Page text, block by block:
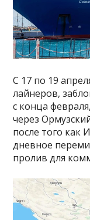
С 17 по 19
лайнеров,
с конца
через
после того как
дневное
пролив для